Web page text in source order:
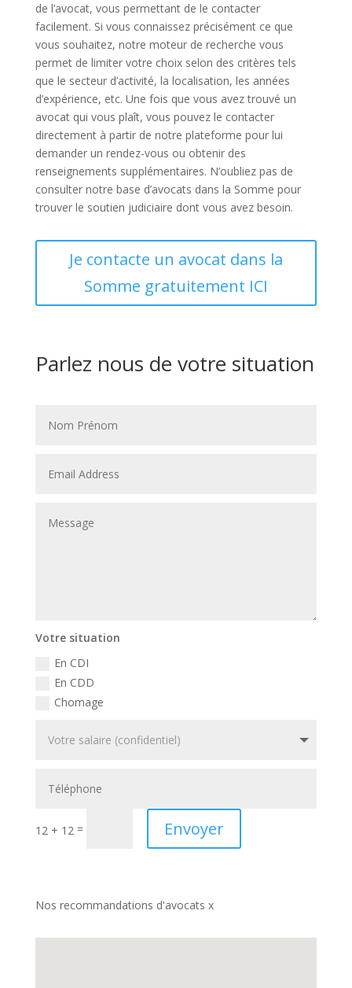
de l’avocat, vous permettant de le contacter
facilement. Si vous connaissez précisément ce que
vous souhaitez, notre moteur de recherche vous
permet de limiter votre choix selon des critères tels
que le secteur d’activité, la localisation, les années
d’expérience, etc. Une fois que vous avez trouvé un
avocat qui vous plaît, vous pouvez le contacter
directement à partir de notre plateforme pour lui
demander un rendez-vous ou obtenir des
renseignements supplémentaires. N’oubliez pas de
consulter notre base d’avocats dans la Somme pour
trouver le soutien judiciaire dont vous avez besoin.
Je contacte un avocat dans la
Somme gratuitement ICI
Parlez nous de votre situation
Votre situation
En CDI
En CDD
Chomage
12 + 12 = Envoyer
Nos recommandations d'avocats x